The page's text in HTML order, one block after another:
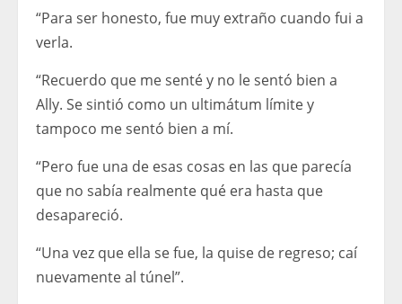
“Para ser honesto, fue muy extraño cuando fui a
verla.
“Recuerdo que me senté y no le sentó bien a
Ally. Se sintió como un ultimátum límite y
tampoco me sentó bien a mí.
“Pero fue una de esas cosas en las que parecía
que no sabía realmente qué era hasta que
desapareció.
“Una vez que ella se fue, la quise de regreso; caí
nuevamente al túnel”.